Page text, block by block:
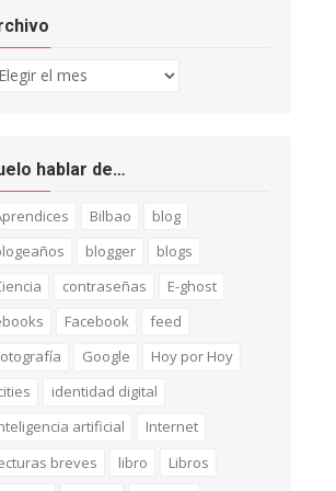
hablar de…
Bilbao
blog
blogger
blogs
contraseñas
E-ghost
Facebook
feed
Google
Hoy por Hoy
identidad digital
artificial
Internet
breves
libro
Libros